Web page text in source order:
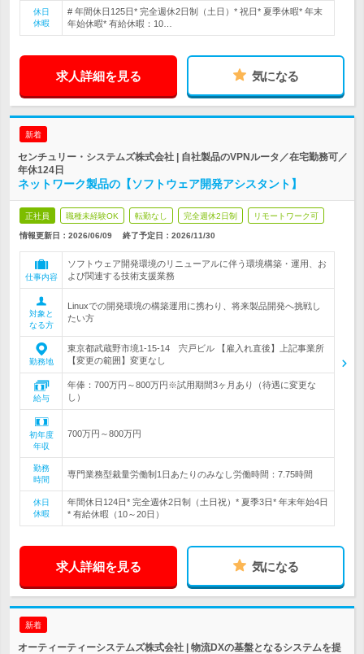
休日
休暇
# 年間休日125日* 完全週休2日制（土日）* 祝日* 夏季休暇* 年末
年始休暇* 有給休暇：10…
求人詳細を見る 気になる
新着
センチュリー・システムズ株式会社 | 自社製品のVPNルータ／在宅勤務可／
年休124日
ネットワーク製品の【ソフトウェア開発アシスタント】
正社員 職種未経験OK 転勤なし 完全週休2日制 リモートワーク可
情報更新日：2026/06/09 終了予定日： 2026/11/30
仕事内容
ソフトウェア開発環境のリニューアルに伴う環境構築・運用、お
よび関連する技術支援業務
対象と
なる方
Linuxでの開発環境の構築運用に携わり、将来製品開発へ挑戦し
たい方
勤務地
東京都武蔵野市境1-15-14 宍戸ビル 【雇入れ直後】上記事業所
【変更の範囲】変更なし
給与
年俸：700万円～800万円※試用期間3ヶ月あり（待遇に変更な
し）
初年度
年収
700万円～800万円
勤務
時間
専門業務型裁量労働制1日あたりのみなし労働時間：7.75時間
休日
休暇
年間休日124日* 完全週休2日制（土日祝）* 夏季3日* 年末年始4日
* 有給休暇（10～20日）
求人詳細を見る 気になる
新着
オーティーティーシステムズ株式会社 | 物流DXの基盤となるシステムを提